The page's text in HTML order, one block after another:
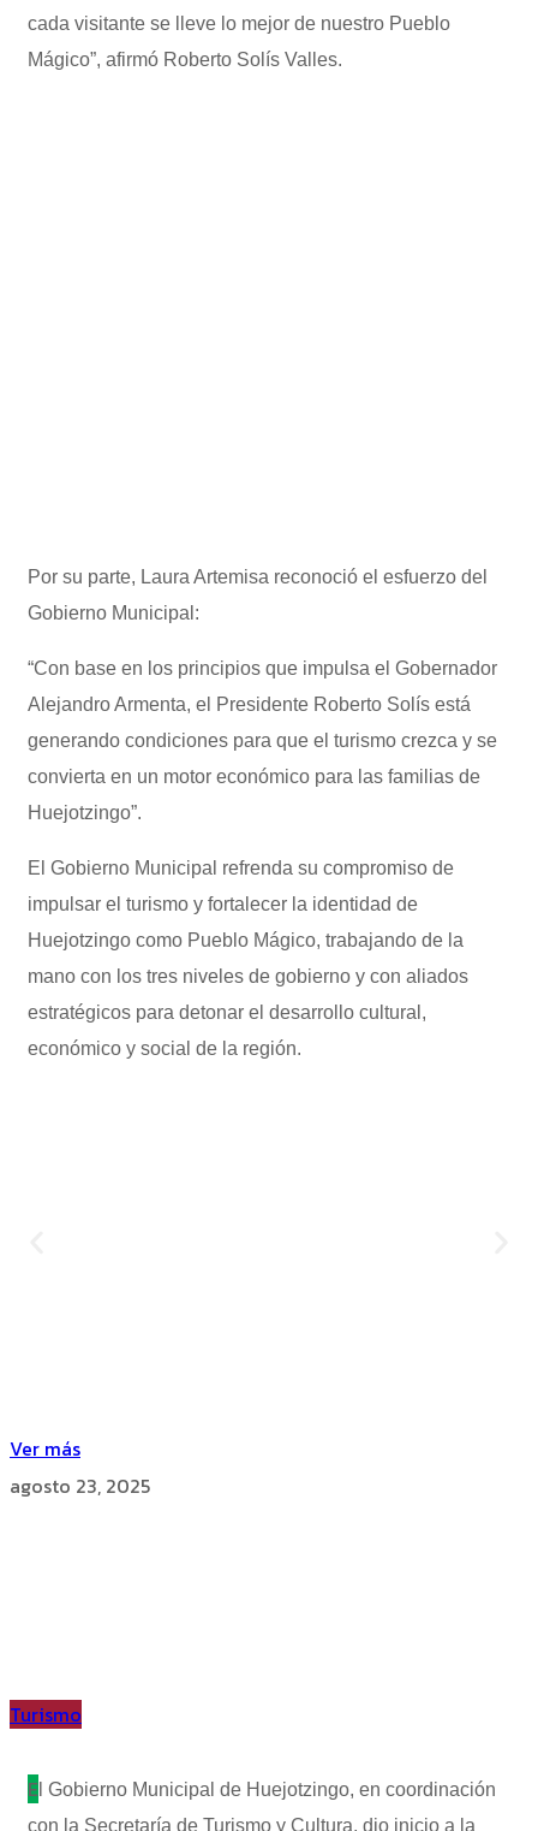
cada visitante se lleve lo mejor de nuestro Pueblo
Mágico”, afirmó Roberto Solís Valles.
Por su parte, Laura Artemisa reconoció el esfuerzo del
Gobierno Municipal:
“Con base en los principios que impulsa el Gobernador
Alejandro Armenta, el Presidente Roberto Solís está
generando condiciones para que el turismo crezca y se
convierta en un motor económico para las familias de
Huejotzingo”.
El Gobierno Municipal refrenda su compromiso de
impulsar el turismo y fortalecer la identidad de
Huejotzingo como Pueblo Mágico, trabajando de la
mano con los tres niveles de gobierno y con aliados
estratégicos para detonar el desarrollo cultural,
económico y social de la región.
Ver más
agosto 23, 2025
Turismo
E l Gobierno Municipal de Huejotzingo, en coordinación
con la Secretaría de Turismo y Cultura, dio inicio a la